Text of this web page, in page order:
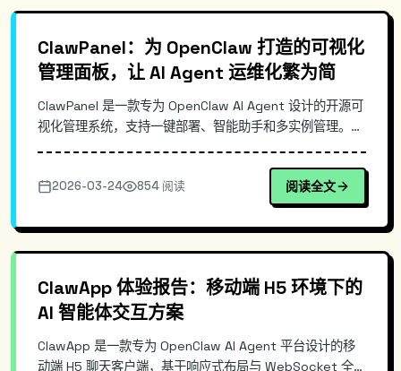
ClawPanel：为 OpenClaw 打造的可视化
管理面板，让 AI Agent 运维化繁为简
ClawPanel 是一款专为 OpenClaw AI Agent 设计的开源可
视化管理系统，支持一键部署、智能助手和多实例管理。项
OpenClaw 的使用门槛。本文深入解析其核心功能、技术实
现与部署流程，为 AI Agent 运维管理者提供实践指南。
2026-03-24 854 阅读 阅读全文
ClawApp 体验报告：移动端 H5 环境下的
AI 智能体交互方案
ClawApp 是一款专为 OpenClaw AI Agent 平台设计的移
动端 H5 聊天客户端，基于响应式布局与 WebSocket 全双